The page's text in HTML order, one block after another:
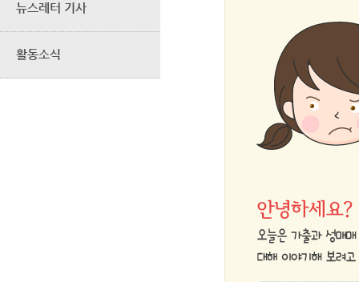
뉴스레터 기사
활동소식